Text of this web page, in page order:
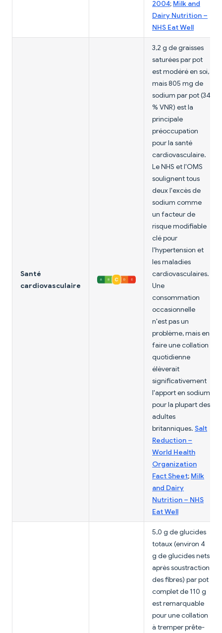
2004; Milk and
Dairy Nutrition –
NHS Eat Well
Santé
cardiovasculaire
3,2 g de graisses
saturées par pot
est modéré en soi,
mais 805 mg de
sodium par pot (34
% VNR) est la
principale
préoccupation
pour la santé
cardiovasculaire.
Le NHS et l'OMS
soulignent tous
deux l'excès de
sodium comme
un facteur de
risque modifiable
clé pour
l'hypertension et
les maladies
cardiovasculaires.
Une
consommation
occasionnelle
n'est pas un
problème, mais en
faire une collation
quotidienne
élèverait
significativement
l'apport en sodium
pour la plupart des
adultes
britanniques. Salt
Reduction –
World Health
Organization
Fact Sheet; Milk
and Dairy
Nutrition – NHS
Eat Well
5,0 g de glucides
totaux (environ 4
g de glucides nets
après soustraction
des fibres) par pot
complet de 110 g
est remarquable
pour une collation
à tremper prête-